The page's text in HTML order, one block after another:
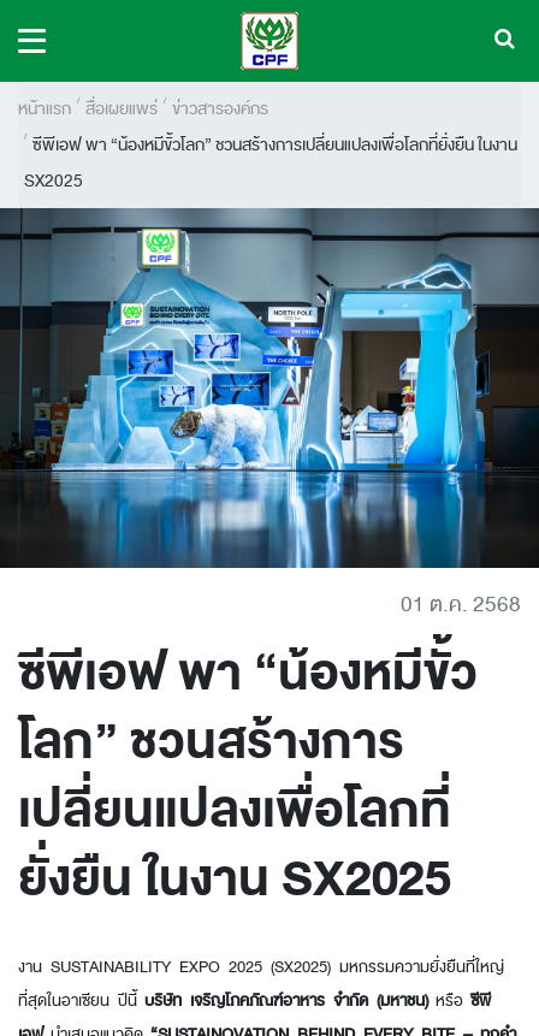
หน้าแรก สื่อเผยแพร่ ข่าวสารองค์กร
ซีพีเอฟ พา “น้องหมีขั้วโลก” ชวนสร้างการเปลี่ยนแปลงเพื่อโลกที่ยั่งยืน ในงาน
SX2025
01 ต.ค. 2568
ซีพีเอฟ พา “น้องหมีขั้ว
โลก” ชวนสร้างการ
เปลี่ยนแปลงเพื่อโลกที่
ยั่งยืน ในงาน SX2025
งาน SUSTAINABILITY EXPO 2025 (SX2025) มหกรรมความยั่งยืนที่ใหญ่
ที่สุดในอาเซียน ปีนี้ บริษัท เจริญโภคภัณฑ์อาหาร จำกัด (มหาชน) หรือซีพี